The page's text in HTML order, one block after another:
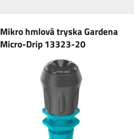
Mikro hmlová tryska Gardena
Micro-Drip 13323-20